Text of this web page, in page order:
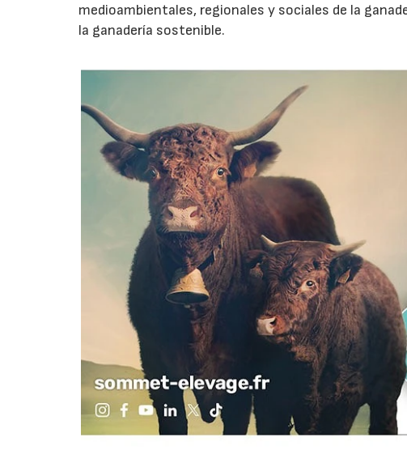
medioambientales, regionales y sociales de la
la ganadería sostenible.